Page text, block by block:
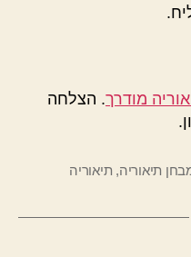
מודרך. הצלחה
תיאוריה, תיאוריה